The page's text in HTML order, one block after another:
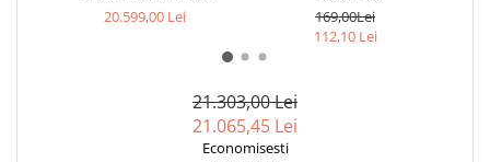
20.599,00 Lei
169,00Lei
112,10 Lei
21.303,00 Lei
21.065,45 Lei
Economisesti